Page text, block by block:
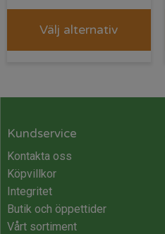
Välj alternativ
Kundservice
Kontakta oss
Köpvillkor
Integritet
Butik och öppettider
Vårt sortiment